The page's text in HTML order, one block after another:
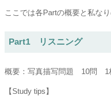
ここでは各Partの概要と私な
Part1 リスニング
概要：写真描写問題 10問 1
【Study tips】